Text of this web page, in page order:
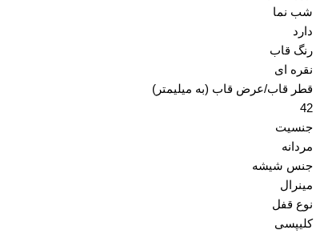
شب نما
دارد
رنگ قاب
نقره ای
قطر قاب/عرض قاب (به میلیمتر)
42
جنسیت
مردانه
جنس شیشه
مینرال
نوع قفل
کلیپسی